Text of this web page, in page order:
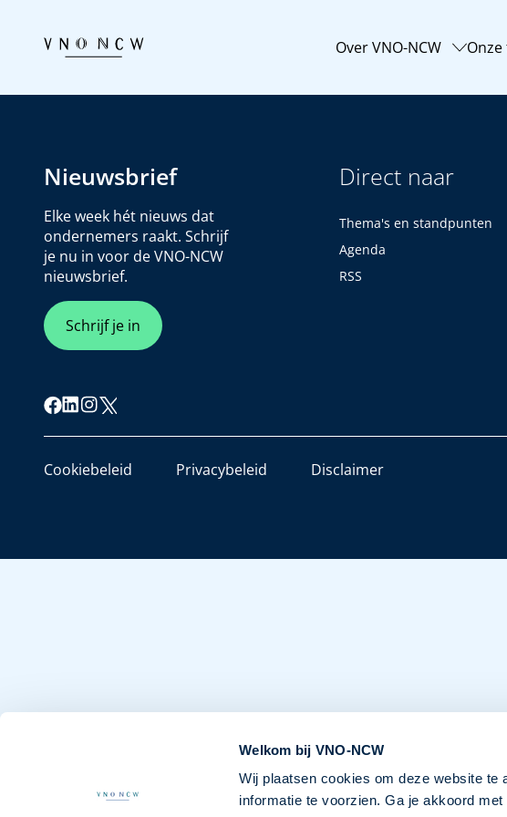
Welkom bij VNO-NCW
Wij plaatsen cookies om deze website te
informatie te voorzien. Ga je akkoord
Over VNO-NCW
Nieuwsbrief
Elke week hét nieuws dat
ondernemers raakt. Schrijf
je nu in voor de VNO-NCW
nieuwsbrief.
Schrijf je in
Direct naar
Thema's en standpunten
Agenda
RSS
Cookiebeleid Privacybeleid Disclaimer